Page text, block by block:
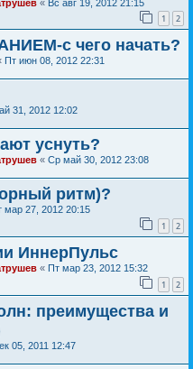
« Вс авг 19, 2012 21:15
1 2
с чего начать?
Пт июн 08, 2012 22:31
31, 2012 12:02
уснуть?
« Ср май 30, 2012 23:08
ритм)?
мар 27, 2012 20:15
1 2
ИннерПульс
« Пт мар 23, 2012 15:32
1 2
преимущества и
05, 2011 12:47